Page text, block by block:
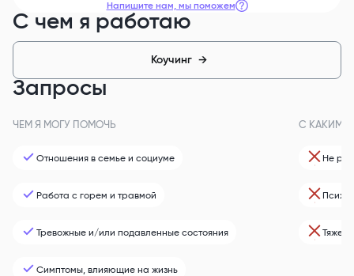
Напишите нам, мы поможем
С чем я работаю
Коучинг →
Запросы
ЧЕМ Я МОГУ ПОМОЧЬ
Отношения в семье и социуме
Работа с горем и травмой
Тревожные и/или подавленные состояния
Симптомы, влияющие на жизнь
С КАКИМИ
Не